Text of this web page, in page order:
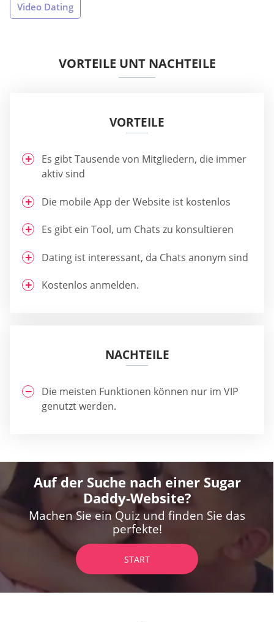
Video Dating
VORTEILE UNT NACHTEILE
VORTEILE
Es gibt Tausende von Mitgliedern, die immer
aktiv sind
Die mobile App der Website ist kostenlos
Es gibt ein Tool, um Chats zu konsultieren
Dating ist interessant, da Chats anonym sind
Kostenlos anmelden.
NACHTEILE
Die meisten Funktionen können nur im VIP
genutzt werden.
Auf der Suche nach einer Sugar
Daddy-Website?
Machen Sie ein Quiz und finden Sie das
perfekte!
START